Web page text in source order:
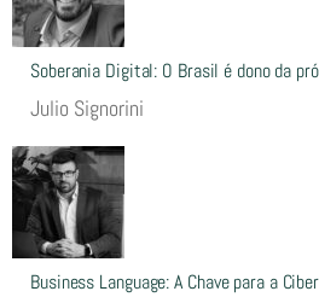
Soberania Digital: O Brasil é dono da
Julio Signorini
Business Language: A Chave para a